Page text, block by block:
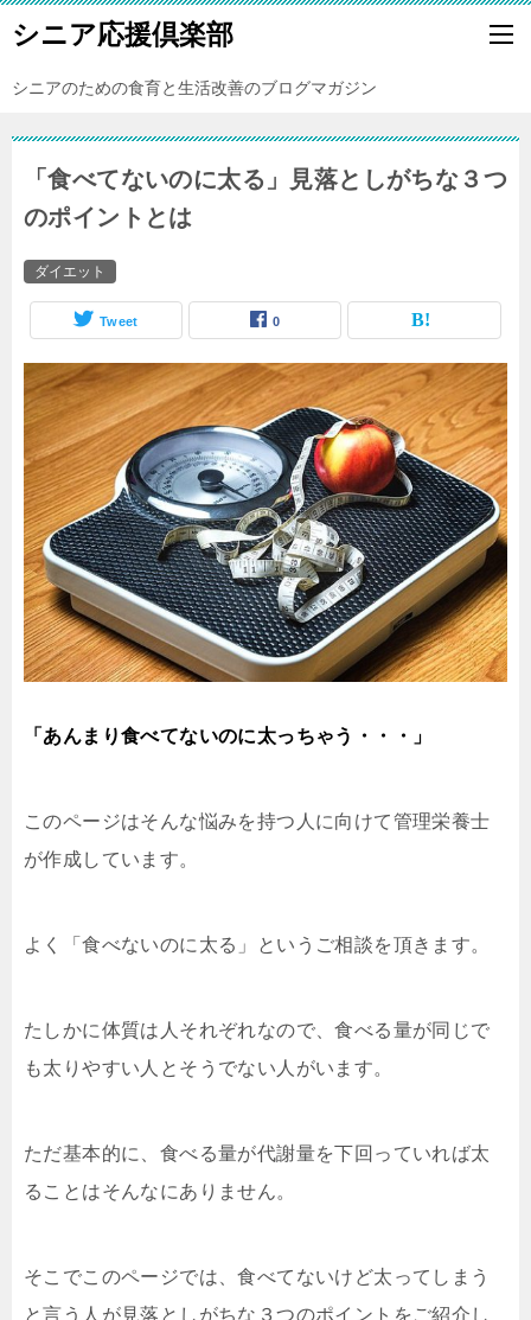
シニア応援倶楽部
シニアのための食育と生活改善のブログマガジン
「食べてないのに太る」見落としがちな３つ
のポイントとは
ダイエット
Tweet 0
「あんまり食べてないのに太っちゃう・・・」
このページはそんな悩みを持つ人に向けて管理栄養士
が作成しています。
よく「食べないのに太る」というご相談を頂きます。
たしかに体質は人それぞれなので、食べる量が同じで
も太りやすい人とそうでない人がいます。
ただ基本的に、食べる量が代謝量を下回っていれば太
ることはそんなにありません。
そこでこのページでは、食べてないけど太ってしまう
と言う人が見落としがちな３つのポイントをご紹介し